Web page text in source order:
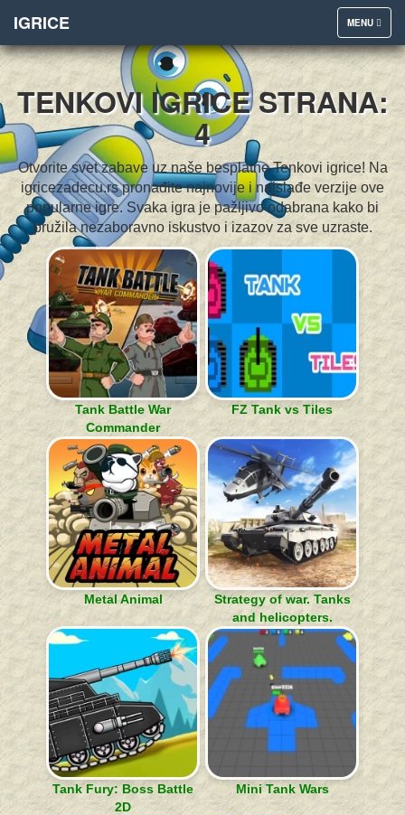
TOGGLE
NAVIGATION
MENU
IGRICE
TENKOVI IGRICE STRANA:
4
Otvorite svet zabave uz naše besplatne Tenkovi igrice! Na
igricezadecu.rs pronađite najnovije i najslađe verzije ove
popularne igre. Svaka igra je pažljivo odabrana kako bi
pružila nezaboravno iskustvo i izazov za sve uzraste.
Tank Battle War
Commander
FZ Tank vs Tiles
Metal Animal
Strategy of war. Tanks
and helicopters.
Tank Fury: Boss Battle
2D
Mini Tank Wars